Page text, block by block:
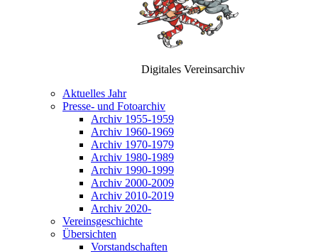
Digitales Vereinsarchiv
Aktuelles Jahr
Presse- und Fotoarchiv
Archiv 1955-1959
Archiv 1960-1969
Archiv 1970-1979
Archiv 1980-1989
Archiv 1990-1999
Archiv 2000-2009
Archiv 2010-2019
Archiv 2020-
Vereinsgeschichte
Übersichten
Vorstandschaften